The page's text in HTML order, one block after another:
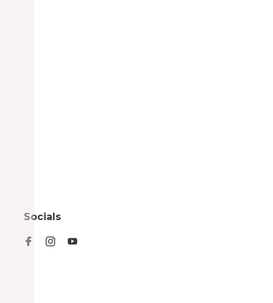
Socials